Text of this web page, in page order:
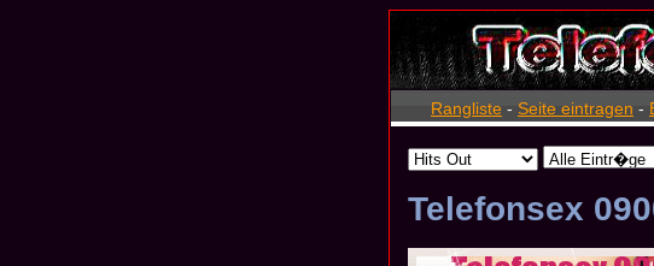
Rangliste - Seite eintragen -
Telefonsex